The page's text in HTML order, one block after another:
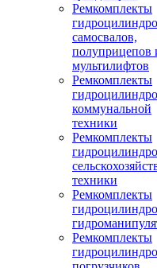
Ремкомплекты
самосвалов,
полуприцепов
мультилифтов
Ремкомплекты
коммунальной
техники
Ремкомплекты
техники
Ремкомплекты
Ремкомплекты